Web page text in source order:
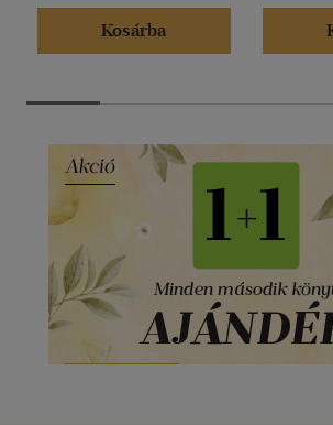
Kosárba